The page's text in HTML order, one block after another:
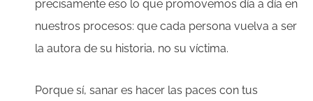
precisamente eso lo que promovemos día a día en
nuestros procesos: que cada persona vuelva a ser
la autora de su historia, no su víctima.
Porque sí, sanar es hacer las paces con tus